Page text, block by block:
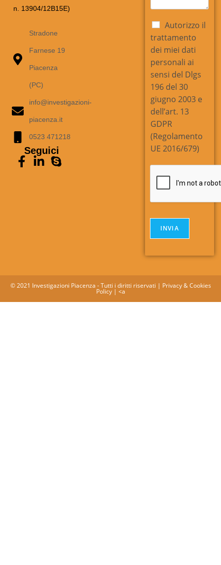
n. 13904/12B15E)
Stradone
Farnese 19
Piacenza
(PC)
info@investigazioni-
piacenza.it
0523 471218
Seguici
n
o
s
a
g
g
i
o
*
C
a
s
e
l
l
e
d
i
S
p
u
n
t
Autorizzo il
trattamento
dei miei dati
personali ai
sensi del Dlgs
196 del 30
giugno 2003 e
dell’art. 13
GDPR
(Regolamento
UE 2016/679)
INVIA
© 2021 Investigazioni Piacenza - Tutti i diritti riservati | Privacy & Cookies
Policy | <a